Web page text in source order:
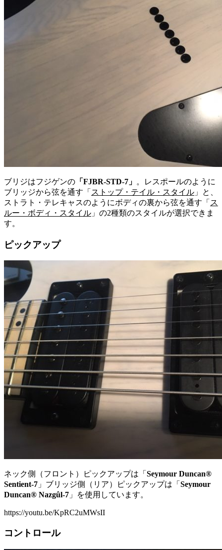
ブリジはフジゲンの 「FJBR-STD-7」 。レスポールのように
ブリッジから弦を通す「 ストップ・テイル・スタイル 」と、
ストラト・テレキャスのようにボディの裏から弦を通す「 ス
ルー・ボディ・スタイル 」の2種類のスタイルが選択できま
す。
ピックアップ
ネック側（フロント）ピックアップは「 Seymour Duncan®
Sentient-7 」ブリッジ側（リア）ピックアップは「 Seymour
Duncan® Nazgûl-7 」を使用しています。
https://youtu.be/KpRC2uMWsII
コントロール